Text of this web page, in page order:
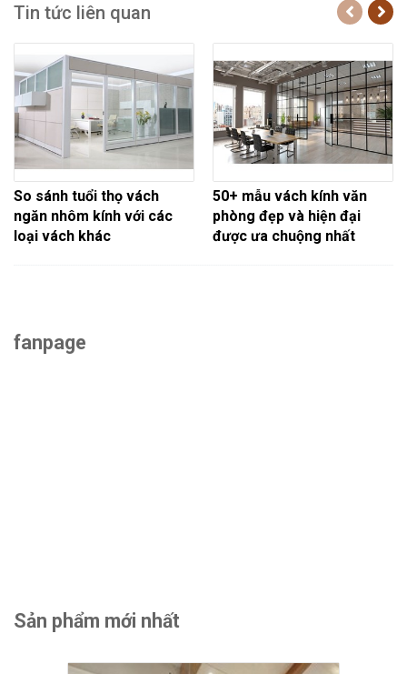
Tin tức liên quan
So sánh tuổi thọ vách
ngăn nhôm kính với các
loại vách khác
50+ mẫu vách kính văn
phòng đẹp và hiện đại
được ưa chuộng nhất
fanpage
Sản phẩm mới nhất